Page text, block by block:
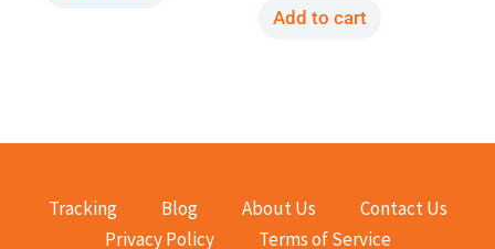
Add to cart
Tracking Blog About Us
Contact Us
Privacy Policy
Terms of Service